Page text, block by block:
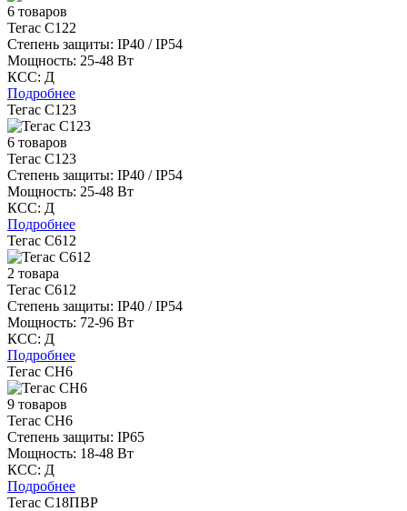
6 товаров
Тегас С122
Степень защиты: IP40 / IP54
Мощность: 25-48 Вт
КСС: Д
Подробнее
Тегас С123
6 товаров
Тегас С123
Степень защиты: IP40 / IP54
Мощность: 25-48 Вт
КСС: Д
Подробнее
Тегас С612
2 товара
Тегас С612
Степень защиты: IP40 / IP54
Мощность: 72-96 Вт
КСС: Д
Подробнее
Тегас СН6
9 товаров
Тегас СН6
Степень защиты: IP65
Мощность: 18-48 Вт
КСС: Д
Подробнее
Тегас С18ПВР